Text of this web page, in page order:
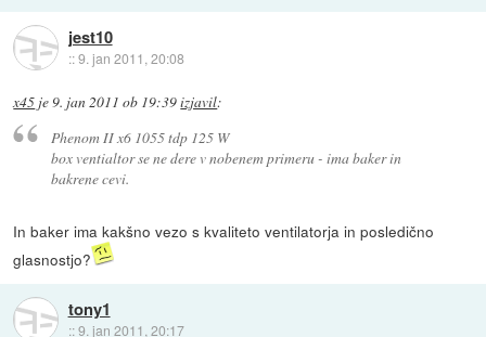
jest10
::9. jan 2011, 20:08
x45 je9. jan 2011 ob 19:39izjavil:
Phenom II x6 1055 tdp 125 W
box ventialtor se ne dere v nobenem primeru - ima baker in
bakrene cevi.
In baker ima kakšno vezo s kvaliteto ventilatorja in posledično
glasnostjo?
tony1
::9. jan 2011, 20:17